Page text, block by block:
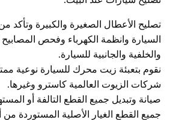
تصليح الأعطال الصغيرة والكبيرة وتأكد
السيارة وانظمة الكهرباء وفحص المصابيح
والخلفية والجانبية للسيارة.
نقوم بتعبئة زيت محرك للسيارة نوعية
شركات الزيوت العالمية كاسترو وغيرها.
صيانة وتبديل جميع القطع التالفة أو
جميع القطع الغيار الأصلية المستوردة